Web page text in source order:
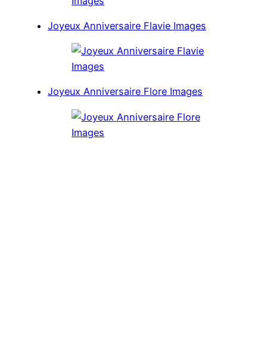
Joyeux Anniversaire Flavie Images
Joyeux Anniversaire Flore Images